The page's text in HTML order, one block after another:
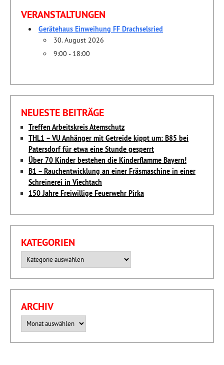
VERANSTALTUNGEN
Gerätehaus Einweihung FF Drachselsried
30. August 2026
9:00 - 18:00
NEUESTE BEITRÄGE
Treffen Arbeitskreis Atemschutz
THL1 – VU Anhänger mit Getreide kippt um: B85 bei
Patersdorf für etwa eine Stunde gesperrt
Über 70 Kinder bestehen die Kinderflamme Bayern!
B1 – Rauchentwicklung an einer Fräsmaschine in einer
Schreinerei in Viechtach
150 Jahre Freiwillige Feuerwehr Pirka
KATEGORIEN
ARCHIV